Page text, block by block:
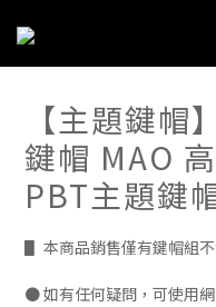
【主題鍵帽
鍵帽 MAO
PBT主題鍵
▋ 本商品銷售僅有鍵帽組不
● 如有任何疑問，可使用